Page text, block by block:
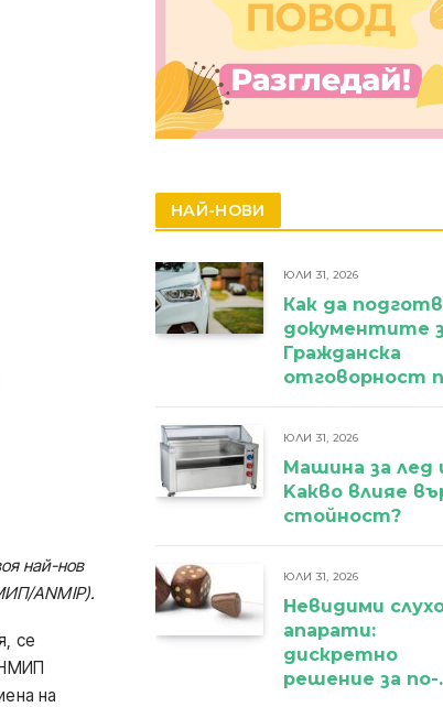
най-нов
ANMIP).
се
на
НАЙ-НОВИ
ЮЛИ 31, 2026
Как да
документите
Гражданска
отговорност
ЮЛИ 31, 2026
Машина за лед
Kакво влияе
стойност?
ЮЛИ 31, 2026
Невидими
апарати:
дискретно
решение за по-